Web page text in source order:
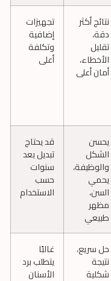
نتائج أكثر
دقة،
تقليل
الأخطاء،
أمان أعلى
تجهيزات
إضافية
وتكلفة
أعلى
يحسن
الشكل
والوظيفة،
يحمي
السن،
مظهر
طبيعي
قد يحتاج
تبديل بعد
سنوات
حسب
الاستخدام
حل سريع،
نتيجة
شكلية
غالبًا
يتطلب برد
الأسنان